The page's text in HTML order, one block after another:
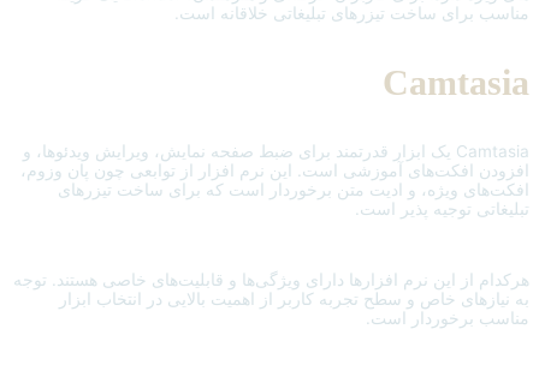
مناسب برای ساخت تیزرهای تبلیغاتی خلاقانه است.
Camtasia
Camtasia یک ابزار قدرتمند برای ضبط صفحه نمایش، ویرایش ویدئوها، و
افزودن افکت‌های آموزشی است. این نرم افزار از توابعی چون پان‌ وزوم،
افکت‌های ویژه، و ادیت متن برخوردار است که برای ساخت تیزرهای
تبلیغاتی توجیه ‌پذیر است.
هرکدام از این نرم افزارها دارای ویژگی‌ها و قابلیت‌های خاصی هستند. توجه
به نیازهای خاص و سطح تجربه کاربر از اهمیت بالایی در انتخاب ابزار
مناسب برخوردار است.